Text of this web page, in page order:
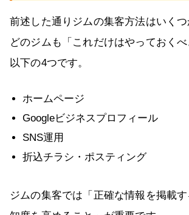
前述した通りジムの集客方法はいくつ
どのジムも「これだけはやっておく
以下の4つです。
ホームページ
Googleビジネスプロフィール
SNS運用
折込チラシ・ポスティング
ジムの集客では「正確な情報を掲載